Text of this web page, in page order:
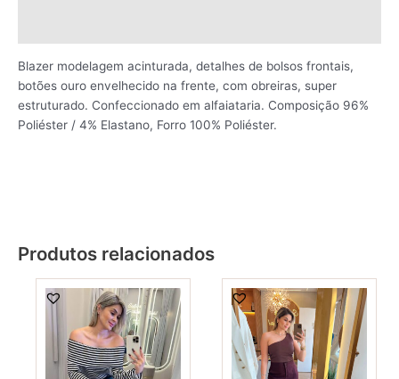
Blazer modelagem acinturada, detalhes de bolsos frontais,
botões ouro envelhecido na frente, com obreiras, super
estruturado. Confeccionado em alfaiataria. Composição 96%
Poliéster / 4% Elastano, Forro 100% Poliéster.
Produtos relacionados
This
product
This